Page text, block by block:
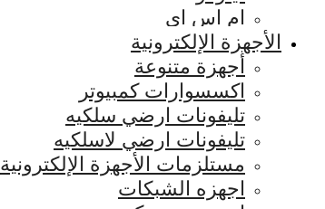
ام اس اي
الأجهزة الإلكترونية
أجهزة متنوعة
اكسسوارات كمبيوتر
تليفونات ارضي سلكيه
تليفونات ارضي لاسلكيه
مستلزمات الأجهزة الإلكترونية
اجهزه الشبكات